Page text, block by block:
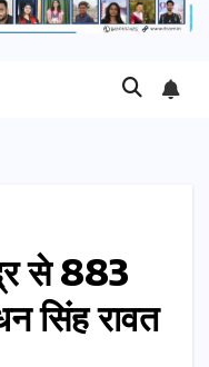
से 883
सिंह रावत